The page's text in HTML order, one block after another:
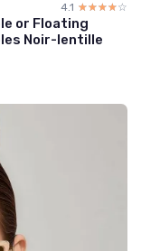
4.1 ☆☆☆☆☆
★★★★★
or Floating
Noir-lentille